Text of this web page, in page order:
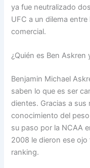
ya fue neutralizado
UFC a un dilema
comercial.
¿Quién es Ben
Benjamin Michael
saben lo que es ser
dientes. Gracias a sus
conocimiento del
su paso por la NCAA
2008 le dieron ese
ranking.